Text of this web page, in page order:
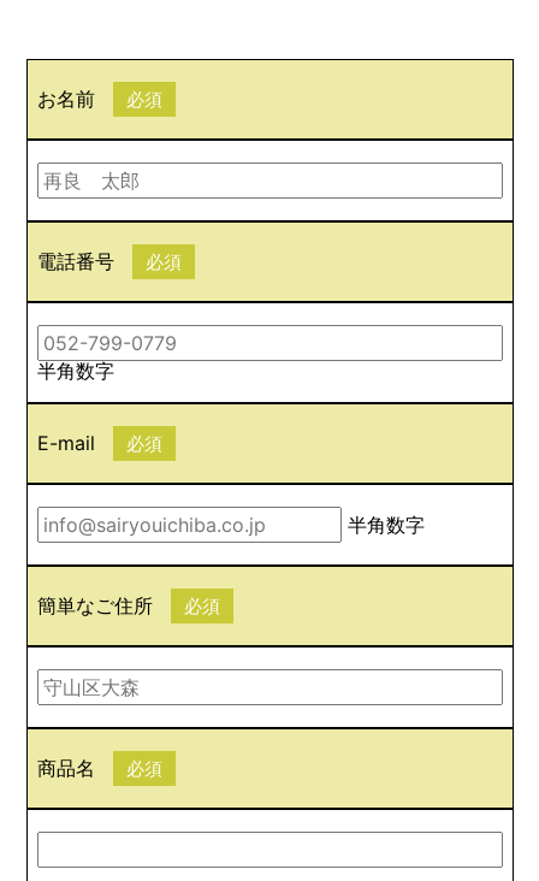
お名前 必須
電話番号 必須
半角数字
E-mail 必須
半角数字
簡単なご住所 必須
商品名 必須